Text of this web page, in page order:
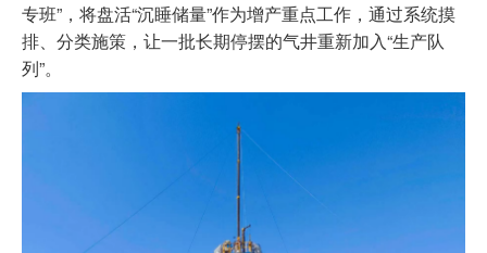
专班”，将盘活“沉睡储量”作为增产重点工作，通过系统摸
排、分类施策，让一批长期停摆的气井重新加入“生产队
列”。